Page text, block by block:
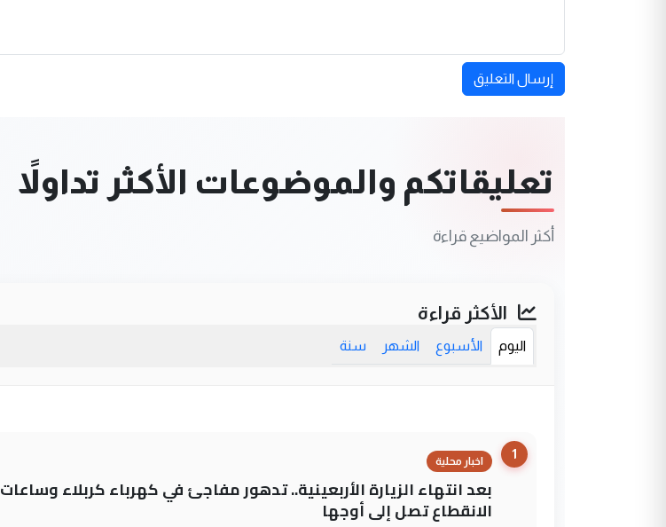
إرسال التعليق
تعليقاتكم والموضوعات الأكثر تداولاً
أكثر المواضيع قراءة
الأكثر قراءة
اليوم الأسبوع الشهر سنة
1
اخبار محلية
بعد انتهاء الزيارة الأربعينية.. تدهور مفاجئ في كهرباء كربلاء وساعات
الانقطاع تصل إلى أوجها